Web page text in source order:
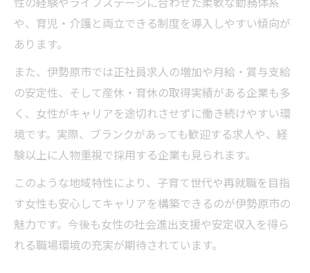
用法
女性活躍がキャリアアップに与える好影響
女性活躍推進企業でキャリアアップを目指
ワークライフバランスを重視した収入安定の方
法
ワークライフバランス重視の安定収入職場
女性活躍職場で収入安定を実現する働き方
や、育児・介護と両立できる制度を導入しやすい傾向が
あります。
また、伊勢原市では正社員求人の増加や月給・賞与支給
の安定性、そして産休・育休の取得実績がある企業も多
く、女性がキャリアを途切れさせずに働き続けやすい環
境です。実際、ブランクがあっても歓迎する求人や、経
験以上に人物重視で採用する企業も見られます。
このような地域特性により、子育て世代や再就職を目指
す女性も安心してキャリアを構築できるのが伊勢原市の
魅力です。今後も女性の社会進出支援や安定収入を得ら
れる職場環境の充実が期待されています。